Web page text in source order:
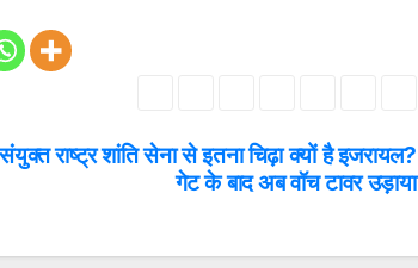
राष्ट्र शांति सेना से इतना चिढ़ा क्यों है इजरायल?
गेट के बाद अब वॉच टावर उड़ाया